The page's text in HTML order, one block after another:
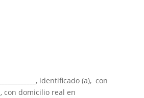
, identificado (a), con
, con domicilio real en